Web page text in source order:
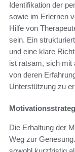
Identifikation der
sowie im Erlernen
Hilfe von
sein. Ein
und eine klare
ist ratsam, sich mit
von deren
Unterstützung zu
Die Erhaltung der
Weg zur